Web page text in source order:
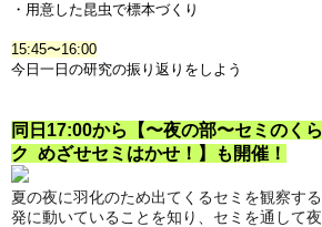
・用意した昆虫で標本づくり
15:45〜16:00
今日一日の研究の振り返りをしよう
同日17:00から【〜夜の部〜セミのく
ク めざせセミはかせ！】
も 開催！
夏の夜に羽化のため出てくるセミを観察す
発に動いていることを知り、セミを通して